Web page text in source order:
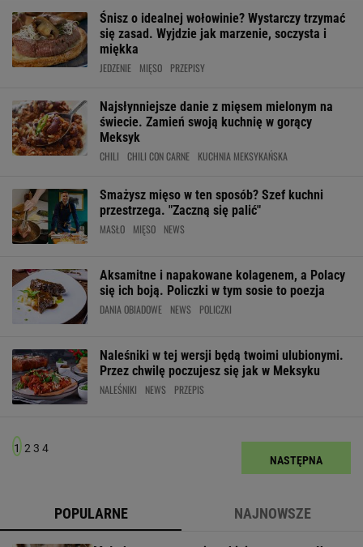
Śnisz o idealnej wołowinie? Wystarczy trzymać
się zasad. Wyjdzie jak marzenie, soczysta i
miękka
JEDZENIE MIĘSO PRZEPISY
Najsłynniejsze danie z mięsem mielonym na
świecie. Zamień swoją kuchnię w gorący
Meksyk
CHILI CHILI CON CARNE KUCHNIA MEKSYKAŃSKA
Smażysz mięso w ten sposób? Szef kuchni
przestrzega. "Zaczną się palić"
MASŁO MIĘSO NEWS
Aksamitne i napakowane kolagenem, a Polacy
się ich boją. Policzki w tym sosie to poezja
DANIA OBIADOWE NEWS POLICZKI
Naleśniki w tej wersji będą twoimi ulubionymi.
Przez chwilę poczujesz się jak w Meksyku
NALEŚNIKI NEWS PRZEPIS
1 2 3 4
NASTĘPNA
POPULARNE NAJNOWSZE